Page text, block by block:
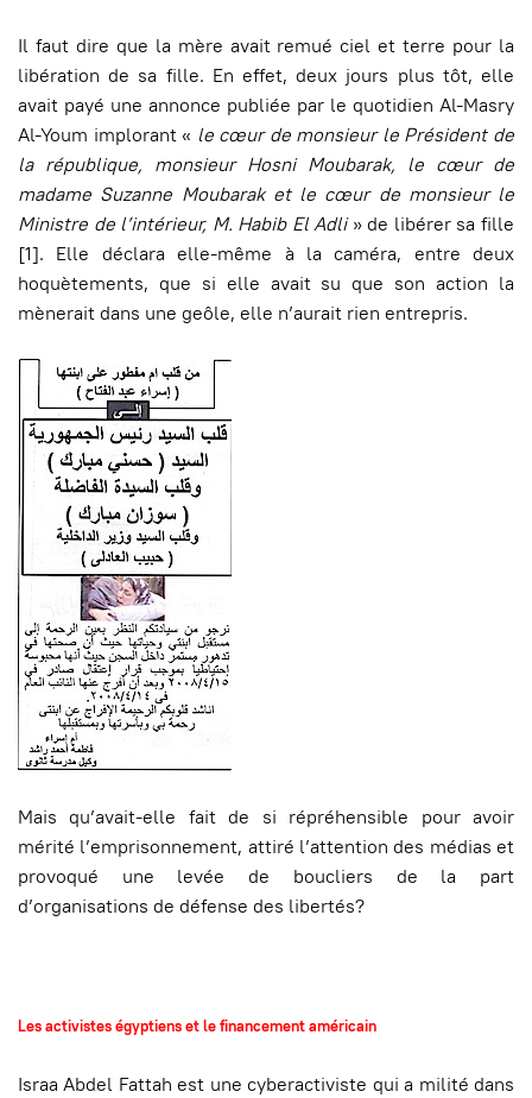
Il faut dire que la mère avait remué ciel et terre pour la
libération de sa fille. En effet, deux jours plus tôt, elle
avait payé une annonce publiée par le quotidien Al-Masry
Al-Youm implorant « le cœur de monsieur le Président de
la république, monsieur Hosni Moubarak, le cœur de
madame Suzanne Moubarak et le cœur de monsieur le
Ministre de l’intérieur, M. Habib El Adli» de libérer sa fille
[1]. Elle déclara elle-même à la caméra, entre deux
hoquètements, que si elle avait su que son action la
mènerait dans une geôle, elle n’aurait rien entrepris.
Mais qu’avait-elle fait de si répréhensible pour avoir
mérité l’emprisonnement, attiré l’attention des médias et
provoqué une levée de boucliers de la part
d’organisations de défense des libertés?
Les activistes égyptiens et le financement américain
Israa Abdel Fattah est une cyberactiviste qui a milité dans